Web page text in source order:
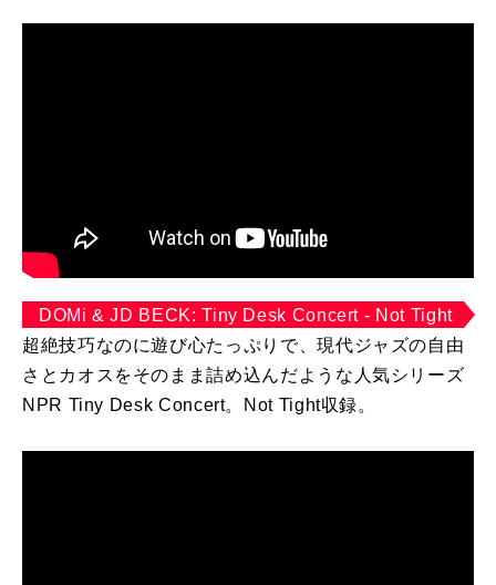
DOMi & JD BECK: Tiny Desk Concert - Not Tight
超絶技巧なのに遊び心たっぷりで、現代ジャズの自由
さとカオスをそのまま詰め込んだような人気シリーズ
NPR Tiny Desk Concert。Not Tight収録。